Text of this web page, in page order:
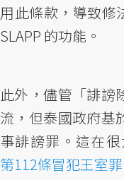
用此條款，導致修
SLAPP 的功能。
此外，儘管「誹謗
流，但泰國政府基
事誹謗罪。這在
第112條冒犯王室罪